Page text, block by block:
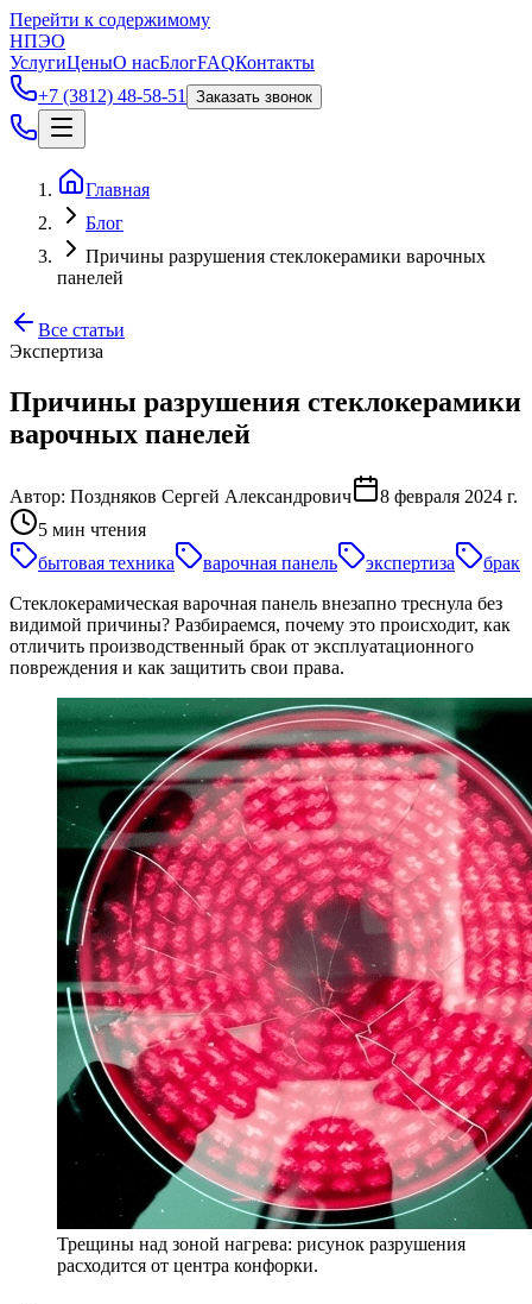
Перейти к содержимому
НПЭО
УслугиЦеныО насБлогFAQКонтакты
+7 (3812) 48-58-51
Заказать звонок
Главная
Блог
Причины разрушения стеклокерамики варочных
панелей
Все статьи
Экспертиза
Причины разрушения стеклокерамики
варочных панелей
Автор: Поздняков Сергей Александрович
8 февраля 2024 г.
5 мин чтения
бытовая техника
варочная панель экспертиза
брак
Стеклокерамическая варочная панель внезапно треснула без
видимой причины? Разбираемся, почему это происходит, как
отличить производственный брак от эксплуатационного
повреждения и как защитить свои права.
Трещины над зоной нагрева: рисунок разрушения
расходится от центра конфорки.